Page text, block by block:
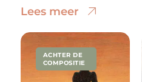
Lees meer
ACHTER DE
COMPOSITIE